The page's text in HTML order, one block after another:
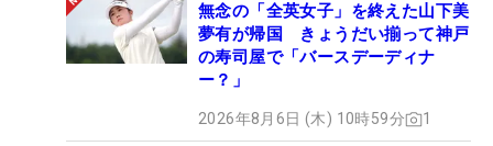
無念の「全英女子」を終えた山下美
夢有が帰国 きょうだい揃って神戸
の寿司屋で「バースデーディナ
ー？」
2026年8月6日 (木) 10時59分 1